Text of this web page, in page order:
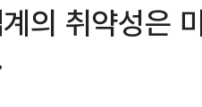
의 취약성은